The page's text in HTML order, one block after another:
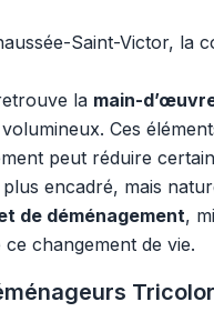
Saint-Victor, la
la main-
Ces
peut réduire
encadré, mais
de déménagement,
changement de vie.